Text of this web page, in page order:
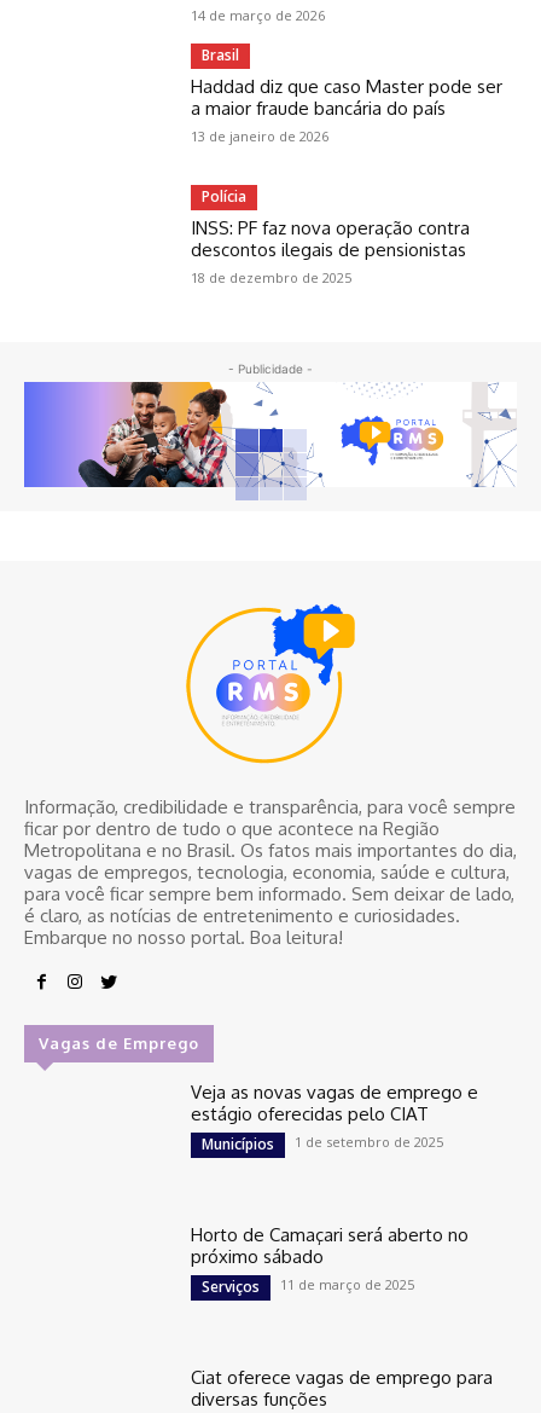
14 de março de 2026
Brasil
Haddad diz que caso Master pode ser
a maior fraude bancária do país
13 de janeiro de 2026
Polícia
INSS: PF faz nova operação contra
descontos ilegais de pensionistas
18 de dezembro de 2025
- Publicidade -
Informação, credibilidade e transparência, para você sempre
ficar por dentro de tudo o que acontece na Região
Metropolitana e no Brasil. Os fatos mais importantes do dia,
vagas de empregos, tecnologia, economia, saúde e cultura,
para você ficar sempre bem informado. Sem deixar de lado,
é claro, as notícias de entretenimento e curiosidades.
Embarque no nosso portal. Boa leitura!
Vagas de Emprego
Veja as novas vagas de emprego e
estágio oferecidas pelo CIAT
Municípios 1 de setembro de 2025
Horto de Camaçari será aberto no
próximo sábado
Serviços 11 de março de 2025
Ciat oferece vagas de emprego para
diversas funções